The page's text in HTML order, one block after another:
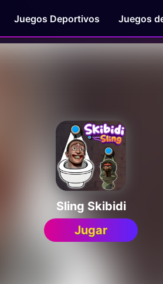
Juegos Deportivos Juegos
Sling Skibidi
Jugar